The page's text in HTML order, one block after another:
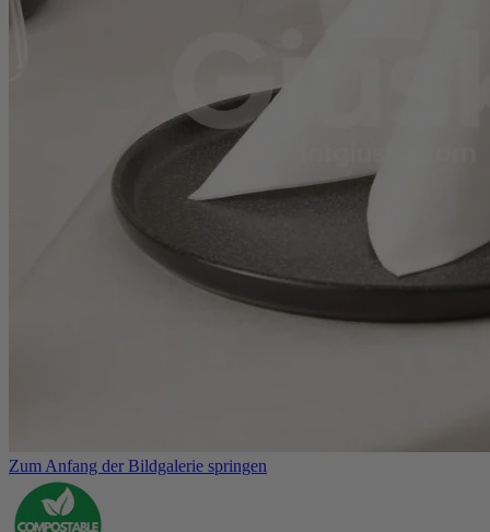
Zum Anfang der Bildgalerie springen